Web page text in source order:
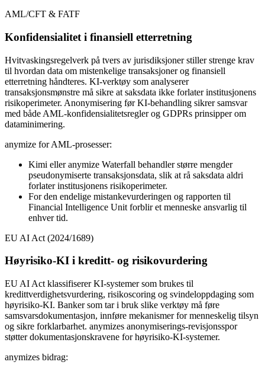
AML/CFT & FATF
Konfidensialitet i finansiell etterretning
Hvitvaskingsregelverk på tvers av jurisdiksjoner stiller strenge krav
til hvordan data om mistenkelige transaksjoner og finansiell
etterretning håndteres. KI-verktøy som analyserer
transaksjonsmønstre må sikre at saksdata ikke forlater institusjonens
risikoperimeter. Anonymisering før KI-behandling sikrer samsvar
med både AML-konfidensialitetsregler og GDPRs prinsipper om
dataminimering.
anymize for AML-prosesser:
Kimi eller anymize Waterfall behandler større mengder
pseudonymiserte transaksjonsdata, slik at rå saksdata aldri
forlater institusjonens risikoperimeter.
For den endelige mistankevurderingen og rapporten til
Financial Intelligence Unit forblir et menneske ansvarlig til
enhver tid.
EU AI Act (2024/1689)
Høyrisiko-KI i kreditt- og risikovurdering
EU AI Act klassifiserer KI-systemer som brukes til
kredittverdighetsvurdering, risikoscoring og svindeloppdaging som
høyrisiko-KI. Banker som tar i bruk slike verktøy må føre
samsvarsdokumentasjon, innføre mekanismer for menneskelig tilsyn
og sikre forklarbarhet. anymizes anonymiserings-revisjonsspor
støtter dokumentasjonskravene for høyrisiko-KI-systemer.
anymizes bidrag: